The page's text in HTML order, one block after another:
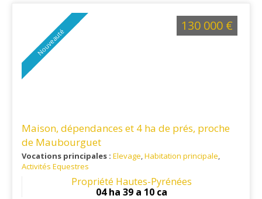
Nouveauté
Maison, dépendances et 4 ha de prés, proche
de Maubourguet
Vocations principales : Elevage,Habitation principale,
Activités Equestres
Ref. 65RE16413 : Proche Marciac et Rabastens de Bigorre
Propriété Hautes-Pyrénées
04 ha 39 a 10 ca
130 000 €